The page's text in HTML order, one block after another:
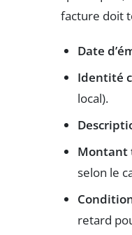
facture doit
Date
Identité
local).
Montant
selon le
retard